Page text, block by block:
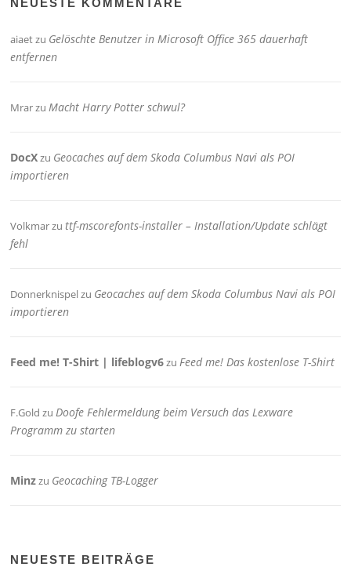
aiaetzu Gelöschte Benutzer in Microsoft Office 365 dauerhaft
entfernen
Mrarzu Macht Harry Potter schwul?
DocXzu Geocaches auf dem Skoda Columbus Navi als POI
importieren
Volkmarzuttf-mscorefonts-installer – Installation/Update schlägt
fehl
Donnerknispelzu Geocaches auf dem Skoda Columbus Navi als POI
importieren
Feed me! T-Shirt | lifeblogv6zu Feed me! Das kostenlose T-Shirt
F.Gold zu Doofe Fehlermeldung beim Versuch das Lexware
Programm zu starten
Minzzu Geocaching TB-Logger
NEUESTE BEITRÄGE